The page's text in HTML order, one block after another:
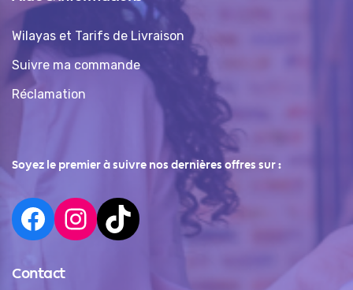
Wilayas et Tarifs de Livraison
Suivre ma commande
Réclamation
Soyez le premier à suivre nos dernières offres sur :
Contact